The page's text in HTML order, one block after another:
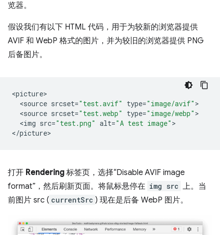
览器。
假设我们有以下 HTML 代码，用于为较新的浏览器提供
AVIF 和 WebP 格式的图片，并为较旧的浏览器提供 PNG
后备图片。
<picture
<source srcset="test.avif" type="image/avif"
<source srcset="test.webp" type="image/webp"
<img src="test.png" alt="A test image" >
</picture
打开 Rendering 标签页，选择“Disable AVIF image
format”，然后刷新页面。将鼠标悬停在 img src 上。当
前图片 src ( currentSrc ) 现在是后备 WebP 图片。